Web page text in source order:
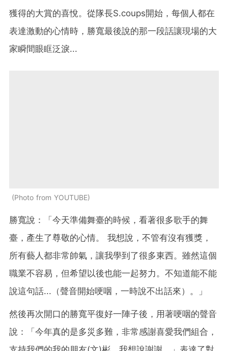
獲得的大賞的喜悅。從隊長S.coups開始，每個人都在
表達激動的心情時，勝寬最後說的那一段話讓現場的大
家瞬間眼眶泛淚...
Photo from YOUTUBE
勝寬說：「今天準備舞臺的時候，看著很多歌手的舞
臺，產生了尊敬的心情。 我想說，不管有沒有獲獎，
所有藝人都非常帥氣，讓我學到了很多東西。雖然這個
職業不容易，但希望以後也能一起努力。不知道能不能
說這句話...（聲音開始哽咽，一時說不出話來）。」
然後再次開口的勝寬平復好一陣子後，用著哽咽的聲音
說：「今年真的是多災多難，非常感謝喜愛我們組合，